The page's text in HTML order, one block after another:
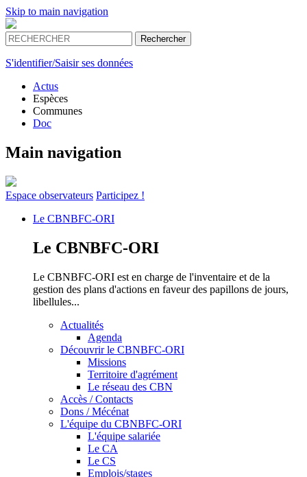
Skip to main navigation
S'identifier/Saisir ses données
Actus
Espèces
Communes
Doc
Main navigation
Espace observateurs Participez !
Le CBNBFC-ORI
Le CBNBFC-ORI
Le CBNBFC-ORI est en charge de l'inventaire et de la
gestion des plans d'actions en faveur des papillons de jours,
libellules...
Actualités
Agenda
Découvrir le CBNBFC-ORI
Missions
Territoire d'agrément
Le réseau des CBN
Accès / Contacts
Dons / Mécénat
L'équipe du CBNBFC-ORI
L'équipe salariée
Le CA
Le CS
Emplois/stages